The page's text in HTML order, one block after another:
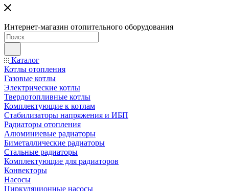
Интернет-магазин отопительного оборудования
Каталог
Котлы отопления
Газовые котлы
Электрические котлы
Твердотопливные котлы
Комплектующие к котлам
Стабилизаторы напряжения и ИБП
Радиаторы отопления
Алюминиевые радиаторы
Биметаллические радиаторы
Стальные радиаторы
Комплектующие для радиаторов
Конвекторы
Насосы
Циркуляционные насосы